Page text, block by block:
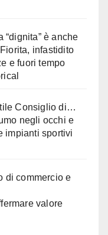
è anche
infastidito
e fuori tempo
Consiglio di…
negli occhi e
impianti sportivi
di commercio e
valore